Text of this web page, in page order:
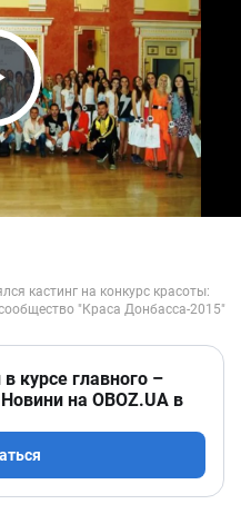
Video
курсе главного –
на OBOZ.UA в